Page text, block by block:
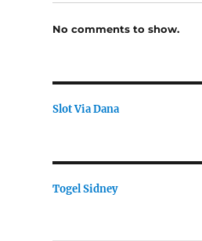
No comments to show.
Slot Via Dana
Togel Sidney